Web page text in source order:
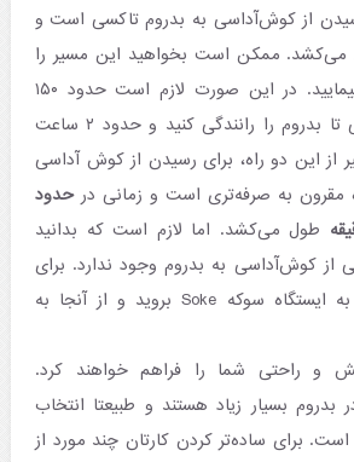
از کوش‌آداسی به بدروم تاکسی است و
ممکن است بخواهید این مسیر را
با ماشین خودتان بپیمایید. در این صورت لازم است حدود ۱۵۰
کیلومتر از کوش‌آداسی تا بدروم را رانندگی کنید و حدود ۲ ساعت
از این دو راه، برای رسیدن از کوش آداسی
مقرون به صرفه‌تری است و زمانی درحدود
طول می‌کشد. اما لازم است که بدانید
از کوش‌آداسی به بدروم وجود ندارد. برای
این سفر، می‌بایست به ایستگاه سوکه Soke بروید و از آنجا به
و راحتی شما را فراهم خواهند کرد.
بدروم بسیار زیاد هستند و طبیعتا انتخاب
برای ساده‌تر کردن کارتان چند مورد از